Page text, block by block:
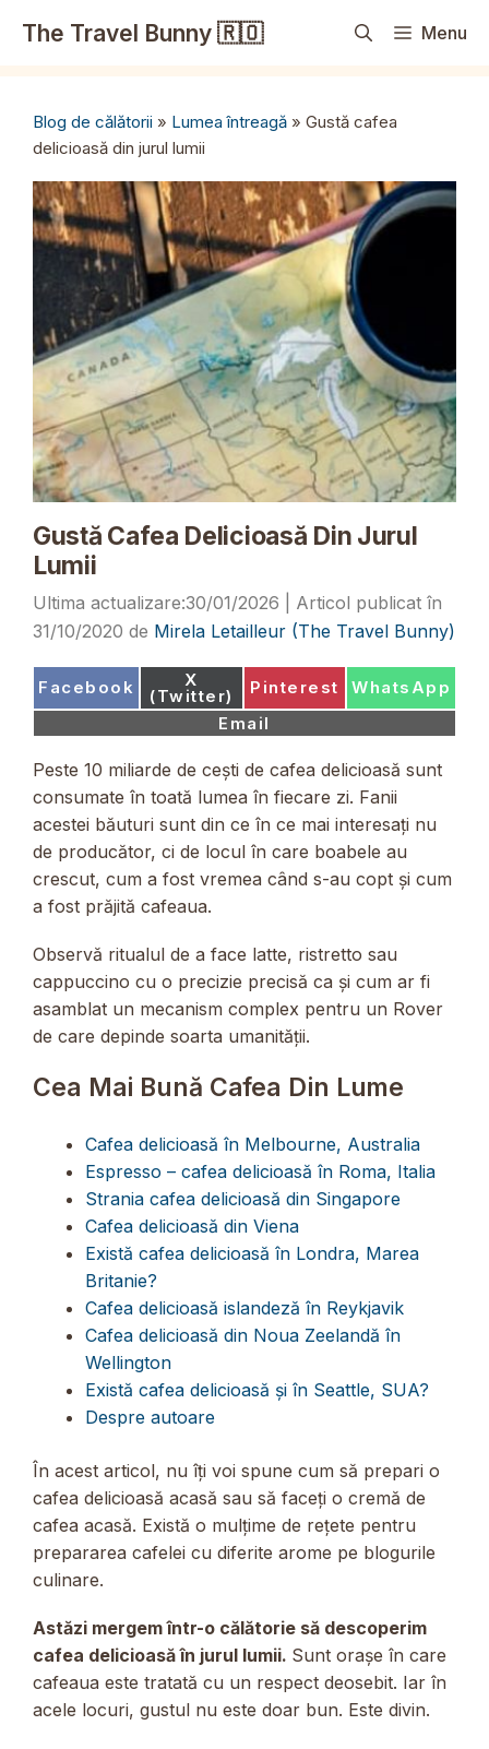
The Travel Bunny 🇷🇴 Menu
Blog de călătorii » Lumea întreagă » Gustă cafea
delicioasă din jurul lumii
Gustă Cafea Delicioasă Din Jurul
Lumii
30/01/2026
31/10/2020 de Mirela Letailleur (The Travel Bunny)
Share
Facebook Share
on
X
(Twitter) Share
Pinterest Share
WhatsApp
Share
on
Email
Peste 10 miliarde de cești de cafea delicioasă sunt
consumate în toată lumea în fiecare zi. Fanii
acestei băuturi sunt din ce în ce mai interesați nu
de producător, ci de locul în care boabele au
crescut, cum a fost vremea când s-au copt și cum
a fost prăjită cafeaua.
Observă ritualul de a face latte, ristretto sau
cappuccino cu o precizie precisă ca și cum ar fi
asamblat un mecanism complex pentru un Rover
de care depinde soarta umanității.
Cea Mai Bună Cafea Din Lume
Cafea delicioasă în Melbourne, Australia
Espresso – cafea delicioasă în Roma, Italia
Strania cafea delicioasă din Singapore
Cafea delicioasă din Viena
Există cafea delicioasă în Londra, Marea
Britanie?
Cafea delicioasă islandeză în Reykjavik
Cafea delicioasă din Noua Zeelandă în
Wellington
Există cafea delicioasă și în Seattle, SUA?
Despre autoare
În acest articol, nu îți voi spune cum să prepari o
cafea delicioasă acasă sau să faceți o cremă de
cafea acasă. Există o mulțime de rețete pentru
prepararea cafelei cu diferite arome pe blogurile
culinare.
Astăzi mergem într-o călătorie să descoperim
cafea delicioasă în jurul lumii. Sunt orașe în care
cafeaua este tratată cu un respect deosebit. Iar în
acele locuri, gustul nu este doar bun. Este divin.